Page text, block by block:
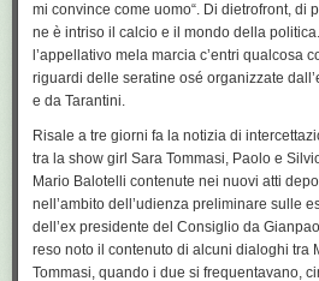
mi convince come uomo“. Di dietrofront, di
ne è intriso il calcio e il mondo della
l’appellativo mela marcia c’entri qualcosa
riguardi delle seratine osé organizzate
e da Tarantini.
Risale a tre giorni fa la notizia di
tra la show girl Sara Tommasi, Paolo e
Mario Balotelli contenute nei nuovi atti
nell’ambito dell’udienza preliminare sulle
dell’ex presidente del Consiglio da
reso noto il contenuto di alcuni dialoghi tra
Tommasi, quando i due si frequentavano,